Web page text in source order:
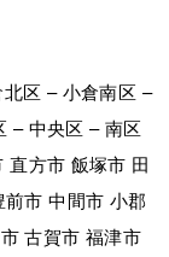
区 – 小倉南区 –
– 中央区 – 南区
直方市 飯塚市 田
市 中間市 小郡
古賀市 福津市